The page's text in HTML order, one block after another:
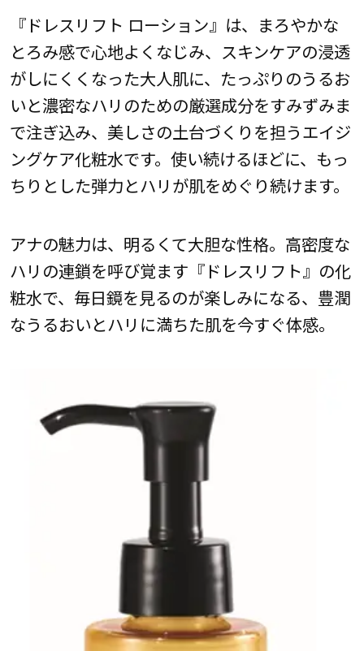
『ドレスリフト ローション』は、まろやかな
とろみ感で心地よくなじみ、スキンケアの浸透
がしにくくなった大人肌に、たっぷりのうるお
いと濃密なハリのための厳選成分をすみずみま
で注ぎ込み、美しさの土台づくりを担うエイジ
ングケア化粧水です。使い続けるほどに、もっ
ちりとした弾力とハリが肌をめぐり続けます。
アナの魅力は、明るくて大胆な性格。高密度な
ハリの連鎖を呼び覚ます『ドレスリフト』の化
粧水で、毎日鏡を見るのが楽しみになる、豊潤
なうるおいとハリに満ちた肌を今すぐ体感。